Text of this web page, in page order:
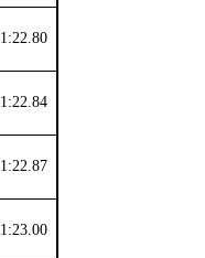
1:22.80
1:22.84
1:22.87
1:23.00